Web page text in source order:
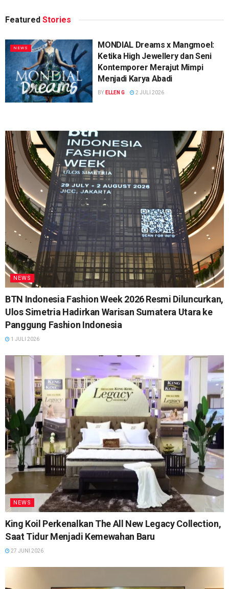
Featured Stories
NEWS
MONDIAL Dreams x Mangmoel:
Ketika High Jewellery dan Seni
Kontemporer Merajut Mimpi
Menjadi Karya Abadi
BY ELLEN G 2 JULI 2026
NEWS
BTN Indonesia Fashion Week 2026 Resmi Diluncurkan,
Ulos Simetria Hadirkan Warisan Sumatera Utara ke
Panggung Fashion Indonesia
1 JULI 2026
NEWS
King Koil Perkenalkan The All New Legacy Collection,
Saat Tidur Menjadi Kemewahan Baru
27 JUNI 2026